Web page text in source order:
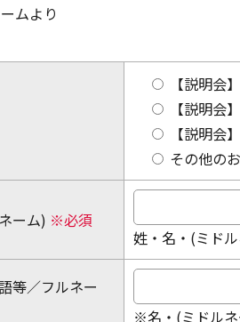
ムより
【説明会
【説明会
【説明会
その他の
ーム) ※必須
姓・名・(ミド
等／フルネー
※名・(ミドル